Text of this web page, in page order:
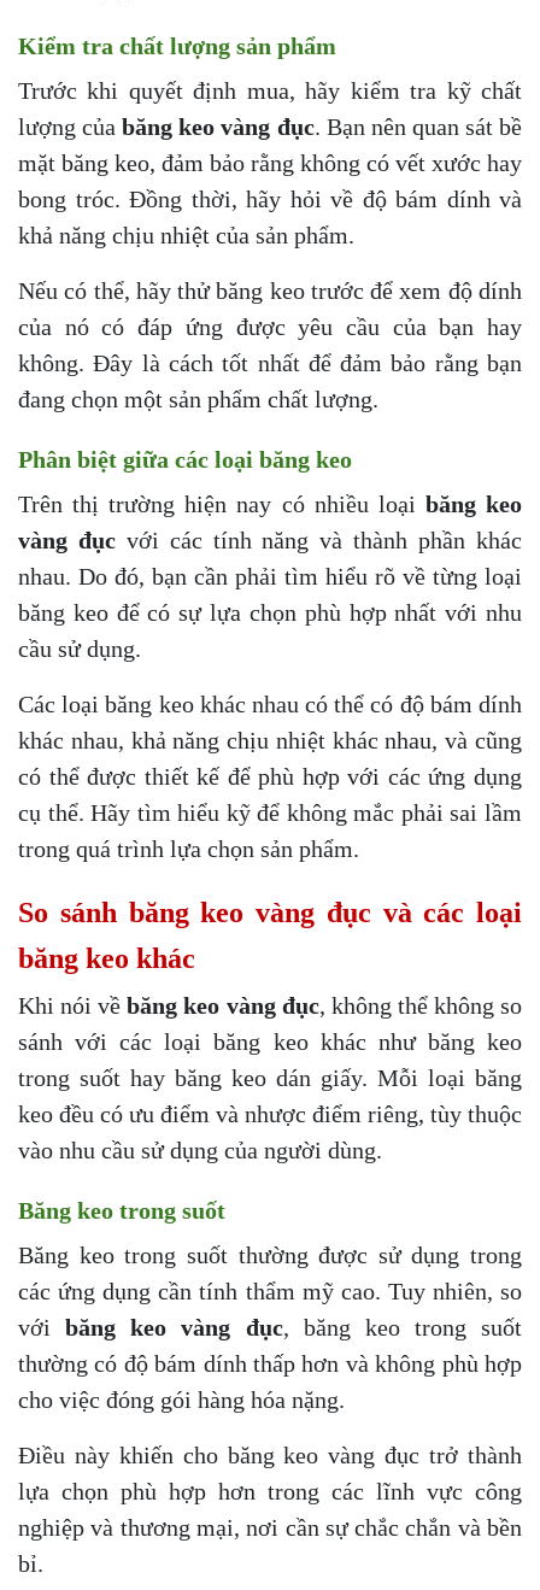
Kiểm tra chất lượng sản phẩm
Trước khi quyết định mua, hãy kiểm tra kỹ chất
lượng củabăng keo vàng đục. Bạn nên quan sát bề
mặt băng keo, đảm bảo rằng không có vết xước hay
bong tróc. Đồng thời, hãy hỏi về độ bám dính và
khả năng chịu nhiệt của sản phẩm.
Nếu có thể, hãy thử băng keo trước để xem độ dính
của nó có đáp ứng được yêu cầu của bạn hay
không. Đây là cách tốt nhất để đảm bảo rằng bạn
đang chọn một sản phẩm chất lượng.
Phân biệt giữa các loại băng keo
Trên thị trường hiện nay có nhiều loại băng keo
vàng đụcvới các tính năng và thành phần khác
nhau. Do đó, bạn cần phải tìm hiểu rõ về từng loại
băng keo để có sự lựa chọn phù hợp nhất với nhu
cầu sử dụng.
Các loại băng keo khác nhau có thể có độ bám dính
khác nhau, khả năng chịu nhiệt khác nhau, và cũng
có thể được thiết kế để phù hợp với các ứng dụng
cụ thể. Hãy tìm hiểu kỹ để không mắc phải sai lầm
trong quá trình lựa chọn sản phẩm.
So sánh băng keo vàng đục và các loại
băng keo khác
Khi nói vềbăng keo vàng đục, không thể không so
sánh với các loại băng keo khác như băng keo
trong suốt hay băng keo dán giấy. Mỗi loại băng
keo đều có ưu điểm và nhược điểm riêng, tùy thuộc
vào nhu cầu sử dụng của người dùng.
Băng keo trong suốt
Băng keo trong suốt thường được sử dụng trong
các ứng dụng cần tính thẩm mỹ cao. Tuy nhiên, so
vớibăng keo vàng đục, băng keo trong suốt
thường có độ bám dính thấp hơn và không phù hợp
cho việc đóng gói hàng hóa nặng.
Điều này khiến cho băng keo vàng đục trở thành
lựa chọn phù hợp hơn trong các lĩnh vực công
nghiệp và thương mại, nơi cần sự chắc chắn và bền
bỉ.